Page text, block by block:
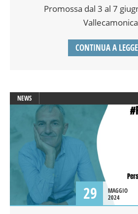
Promossa dal 3 al 7
Vallecamonica
CONTINUA A
NEWS
29
MAGGIO
2024